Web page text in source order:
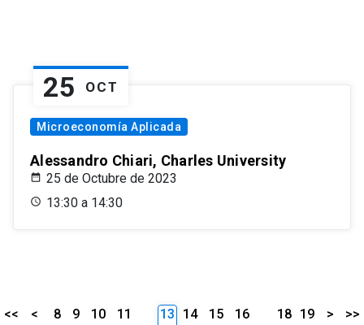
25 OCT
Microeconomía Aplicada
Alessandro Chiari, Charles University
25 de Octubre de 2023
13:30 a 14:30
<< < 8 9 10
11
13 14 15
16
18 19 > >>